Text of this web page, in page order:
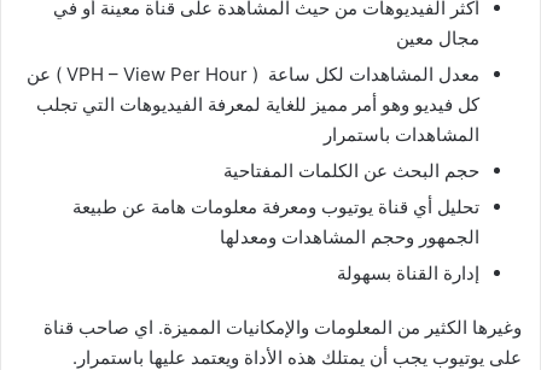
أكثر الفيديوهات من حيث المشاهدة على قناة معينة أو في
مجال معين
معدل المشاهدات لكل ساعة ( VPH – View Per Hour ) عن
كل فيديو وهو أمر مميز للغاية لمعرفة الفيديوهات التي تجلب
المشاهدات باستمرار
حجم البحث عن الكلمات المفتاحية
تحليل أي قناة يوتيوب ومعرفة معلومات هامة عن طبيعة
الجمهور وحجم المشاهدات ومعدلها
إدارة القناة بسهولة
وغيرها الكثير من المعلومات والإمكانيات المميزة. اي صاحب قناة
على يوتيوب يجب أن يمتلك هذه الأداة ويعتمد عليها باستمرار.